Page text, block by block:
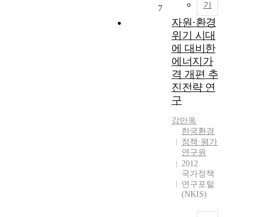
기
7
자원·환경
위기 시대
에 대비한
에너지가
격 개편 추
진전략 연
구
강만옥
한국환경
정책·평가
연구원
2012
국가정책
연구포털
(NKIS)